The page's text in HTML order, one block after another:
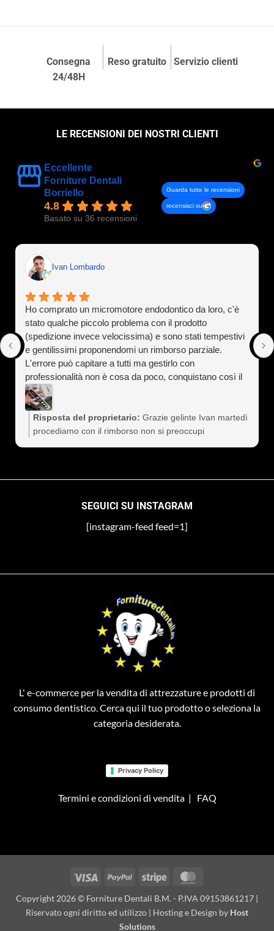
Consegna
24/48H
Reso gratuito Servizio clienti
LE RECENSIONI DEI NOSTRI CLIENTI
Eccellente
Forniture Dentali
Borriello
4.8
Basato su 36 recensioni
Guarda tutte le recensioni
recensisci su
Ivan Lombardo
Ho comprato un micromotore endodontico da loro, c'è
stato qualche piccolo problema con il prodotto
(spedizione invece velocissima) e sono stati tempestivi
e gentilissimi proponendomi un rimborso parziale.
L'errore può capitare a tutti ma gestirlo con
professionalità non è cosa da poco, conquistano così il
cliente a vita). Assolutamente consigliati
Risposta del proprietario: Grazie gelinte Ivan martedì
procediamo con il rimborso non si preoccupi
SEGUICI SU INSTAGRAM
[instagram-feed feed=1]
L' e-commerce per la vendita di attrezzature e prodotti di
consumo dentistico. Cerca qui il tuo prodotto o seleziona la
categoria desiderata.
Privacy Policy
Termini e condizioni di vendita| FAQ
Visa PayPal Stripe
Copyright 2026 © Forniture Dentali B.M. - P.IVA 09153861217 |
Riservato ogni diritto ed utilizzo | Hosting e Design by Host
Solutions